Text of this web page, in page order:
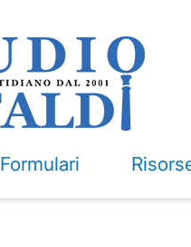
Formulari